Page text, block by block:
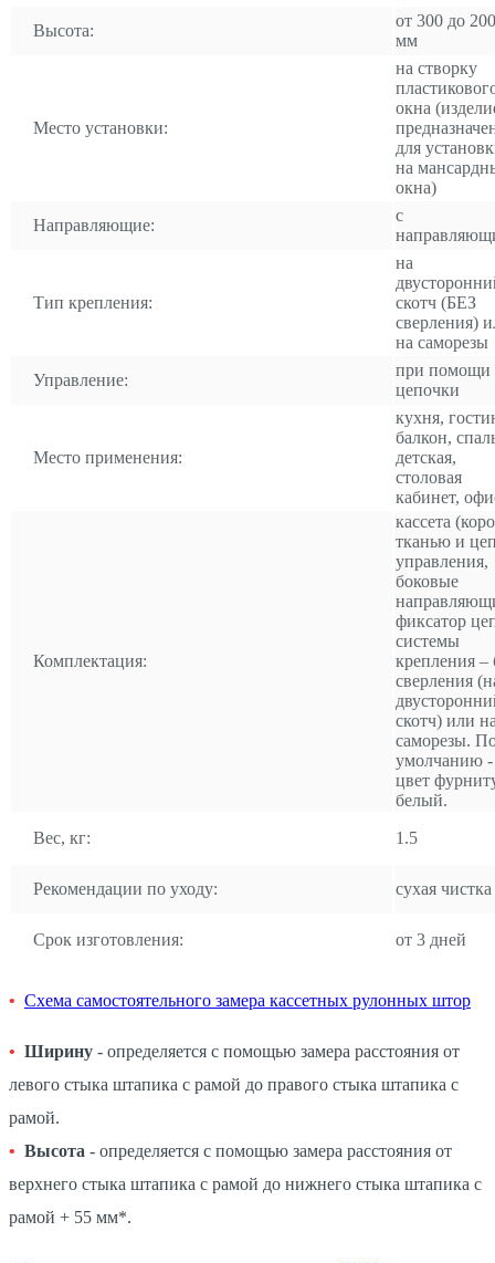
Высота:
от 300 до
мм
Место установки:
на створку
окна
для
на
окна)
Направляющие:
с
Тип крепления:
на
скотч (БЕЗ
сверления)
на саморезы
Управление:
при помощи
цепочки
Место применения:
кухня,
балкон,
детская,
столовая
кабинет,
Комплектация:
кассета
тканью и
управления,
боковые
фиксатор
системы
крепления –
сверления
скотч) или
саморезы.
умолчанию -
цвет
белый.
Вес, кг:
1.5
Рекомендации по уходу: сухая чистка
Срок изготовления: от 3 дней
Схема самостоятельного замера кассетных рулонных штор
Ширину - определяется с помощью замера расстояния от
левого стыка штапика с рамой до правого стыка штапика с
рамой.
Высота - определяется с помощью замера расстояния от
верхнего стыка штапика с рамой до нижнего стыка штапика с
рамой + 55 мм*.